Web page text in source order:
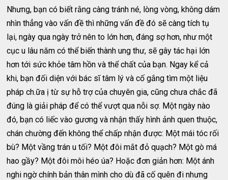
Nhưng, bạn có biết rằng càng tránh né, lòng vòng, không dám
nhìn thẳng vào vấn đề thì những vấn đề đó sẽ càng tích tụ
lại, ngày qua ngày trở nên to lớn hơn, đáng sợ hơn, như một
cục u lâu năm có thể biến thành ung thư, sẽ gây tác hại lớn
hơn tới sức khỏe tâm hồn và thể chất của bạn. Ngay kể cả
khi, bạn đối diện với bác sĩ tâm lý và cố gắng tìm một liệu
pháp ch.ữa ị từ sự hỗ trợ của chuyên gia, cũng chưa chắc đã
đúng là giải pháp để có thể vượt qua nỗi sợ. Một ngày nào
đó, bạn có liếc vào gương và nhận thấy hình ảnh quen thuộc,
chán chường đến không thể chấp nhận được: Một mái tóc rối
bù? Một vầng trán u tối? Một đôi mắt đỏ quạch? Một gò má
hao gầy? Một đôi môi héo úa? Hoặc đơn giản hơn: Một ánh
nghi ngờ chính bản thân mình cho dù đã cố quên đi nhưng